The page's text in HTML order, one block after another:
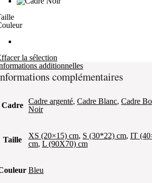
la sélection
additionnelles
complémentaires
Cadre Cadre argenté, Cadre Blanc, Cadre
Noir
Taille XS (20×15) cm, S (30*22) cm, IT
cm, L (90X70) cm
Bleu